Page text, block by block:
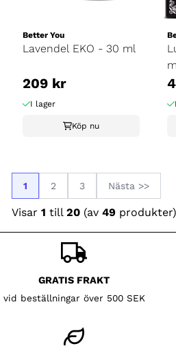
Better You
Lavendel EKO - 30 ml
209 kr
I lager
Köp nu
1 2 3 Nästa >>
Visar 1 till 20(av 49 produkter)
GRATIS FRAKT
vid beställningar över 500 SEK